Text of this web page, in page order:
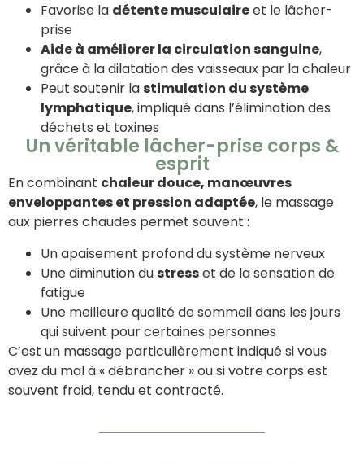
Favorise la détente musculaireet le lâcher-
prise
Aide à améliorer la circulation sanguine,
grâce à la dilatation des vaisseaux par la chaleur
Peut soutenir la stimulation du système
lymphatique, impliqué dans l’élimination des
déchets et toxines
Un véritable lâcher-prise corps &
esprit
En combinant chaleur douce, manœuvres
enveloppantes et pression adaptée, le massage
aux pierres chaudes permet souvent :
Un apaisement profond du système nerveux
Une diminution du stresset de la sensation de
fatigue
Une meilleure qualité de sommeil dans les jours
qui suivent pour certaines personnes
C’est un massage particulièrement indiqué si vous
avez du mal à « débrancher » ou si votre corps est
souvent froid, tendu et contracté.